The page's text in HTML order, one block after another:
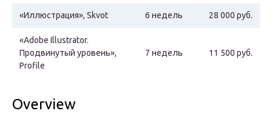
«Иллюстрация», Skvot 6 недель 28 000 руб.
«Adobe Illustrator.
Продвинутый уровень»,
Profile
7 недель 11 500 руб.
Overview